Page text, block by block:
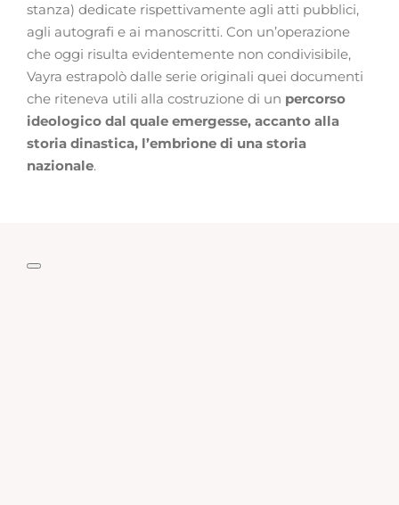
stanza) dedicate rispettivamente agli atti pubblici,
agli autografi e ai manoscritti. Con un’operazione
che oggi risulta evidentemente non condivisibile,
Vayra estrapolò dalle serie originali quei documenti
che riteneva utili alla costruzione di un percorso
ideologico dal quale emergesse, accanto alla
storia dinastica, l’embrione di una storia
nazionale.